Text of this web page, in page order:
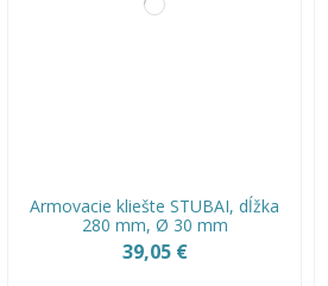
Armovacie kliešte STUBAI, dĺžka
280 mm, Ø 30 mm
39,05 €